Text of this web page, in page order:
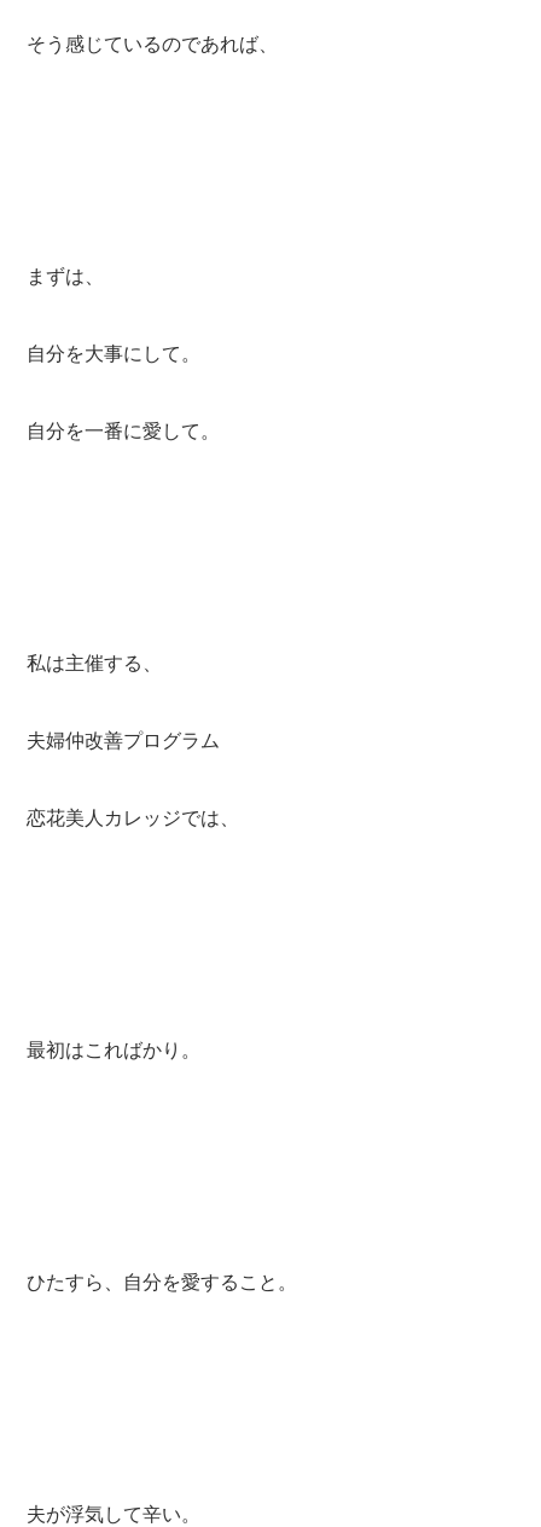
そう感じているのであれば、
まずは、
自分を大事にして。
自分を一番に愛して。
私は主催する、
夫婦仲改善プログラム
恋花美人カレッジでは、
最初はこればかり。
ひたすら、自分を愛すること。
夫が浮気して辛い。